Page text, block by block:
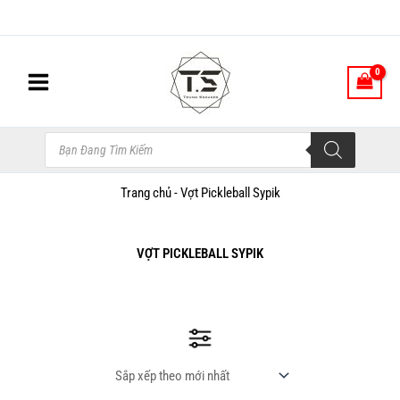
tới
Tìm
kiếm
sản
phẩm
Trang chủ-Vợt Pickleball Sypik
VỢT PICKLEBALL SYPIK